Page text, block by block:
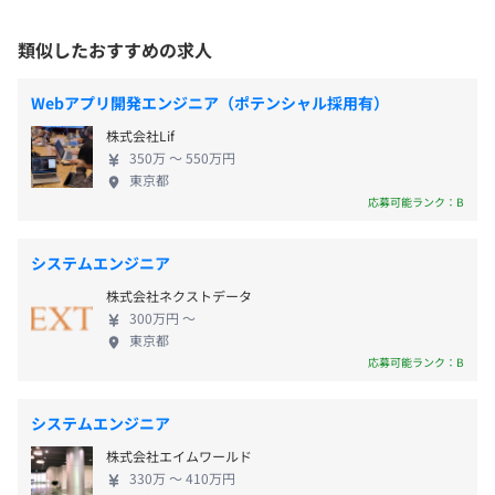
プロジェクトごとに選択、オブジェクト指向、ウォーター
フォール、アジャイル
エンジニア一人一人に等級が付けられており、等級別での
大まかな給与の下限・上限が決まっております。
年に1度の査定評価をさせて頂き、ステップアップしつつ
当をお任せします
・配属先企業の判断により、在宅勤務も実施しています
就業形態は、自社開発センターでの勤務(受託契約)もしく
はクライアント企業での勤務(構内請負契約/派遣契約)とな
就業場所の変更範囲
全国各拠点・開発センターおよびプロジェクト先
＜変更範囲＞
会社の定める場所（テレワークを行う場所を含む）
受動喫煙防止措置に関する事項
原則屋内禁煙
ただし、就業場所により異なる
・勤務形態：固定時間制
・就業時間：9:00～18:00
休憩時間：休憩60分
平均残業時間：11.1時間
年間休日122日
週休2日制（土・日)、祝日
※祝日のある週は土曜出社あり。（会社カレンダーによ
・年末年始休暇
・慶弔休暇
・産前・産後休暇
技術者も企業も自然と集まってくる"選ばれる会
社"を目指す 2. これから力を入れること ● エンジニ
アのスキルアップ - 市場で求められる技術を学べる研
修を強化 - 特にデジタル・先端技術のスキルを伸ばす
仕組みを整備 - 「成長したい人がちゃんと成長でき
る」環境づくり ● 課題解決型のサービスを広げる -
ただ人を派遣するだけでなく、技術を使って課題を
ベース開発、IoTなどの分野でサービスを強化 - 付加
価値の高い仕事を増やし、会社としての成長につな
げる ● 外部との連携を広げる - 大学や企業と協力
し、新しい技術やサービスを一緒に生み出す - パート
ナーシップを活かして事業領域を広げる 3. 市場の動
タル化などで、技術者の需要は増え続けている - IT人
材不足が深刻で、デジタル技術に強いエンジニアは
特に求められている - テクノプロは安定した取引基盤
があり、成長のチャンスが大きい
類似したおすすめの求人
Webアプリ開発エンジニア（ポテンシャル採用有）
株式会社Lif
350万 〜 550万円
東京都
応募可能ランク：B
システムエンジニア
株式会社ネクストデータ
300万円 〜
東京都
応募可能ランク：B
システムエンジニア
株式会社エイムワールド
330万 〜 410万円